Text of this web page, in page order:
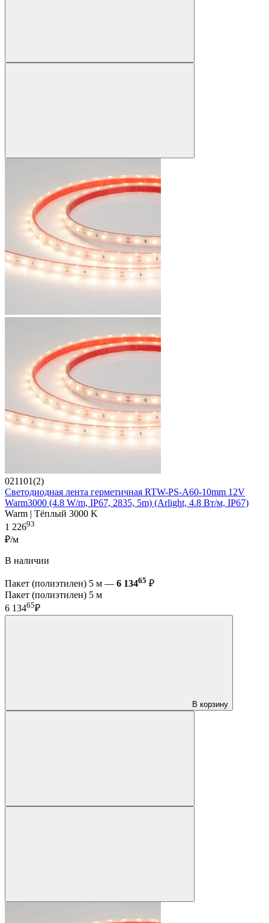
021101(2)
Светодиодная лента герметичная RTW-PS-A60-10mm 12V
Warm3000 (4.8 W/m, IP67, 2835, 5m) (Arlight, 4.8 Вт/м, IP67)
Warm | Тёплый 3000 K
1 22693
₽/м
В наличии
Пакет (полиэтилен) 5 м — 6 13465 ₽
Пакет (полиэтилен) 5 м
6 13465₽
В корзину